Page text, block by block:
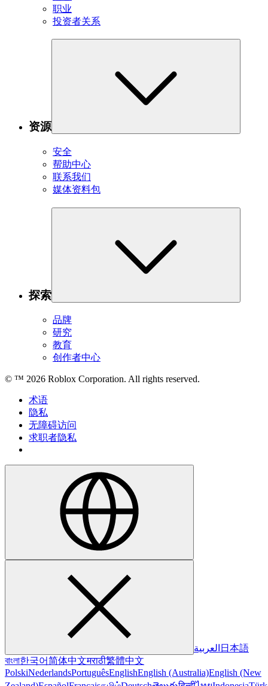
职业
投资者关系
资源
安全
帮助中心
联系我们
媒体资料包
探索
品牌
研究
教育
创作者中心
© ™ 2026 Roblox Corporation. All rights reserved.
术语
隐私
无障碍访问
求职者隐私
العربية 日本語
বাংলা한국어简体中文मराठी繁體中文
PolskiNederlandsPortuguêsEnglishEnglish (Australia)English (New